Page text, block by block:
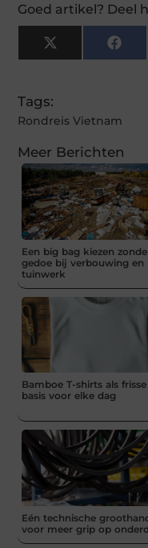
Goed artikel? Deel
X
(Twitter)
Tags:
Rondreis Vietnam
Meer Berichten
Een big bag kiezen
gedoe bij verbouwing en
tuinwerk
Bamboe T-shirts als frisse
basis voor elke dag
Eén technische
voor meer grip op